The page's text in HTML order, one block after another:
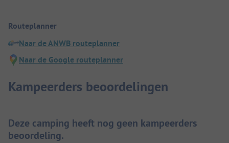
Routeplanner
Naar de ANWB routeplanner
Naar de Google routeplanner
Kampeerders beoordelingen
Deze camping heeft nog geen kampeerders
beoordeling.